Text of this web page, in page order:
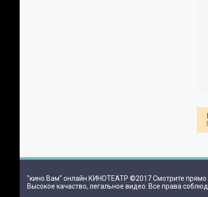
"кино Вам" онлайн КИНОТЕАТР ©2017 Смотрите прямо
Высокое качаство, легальное видео. Все права